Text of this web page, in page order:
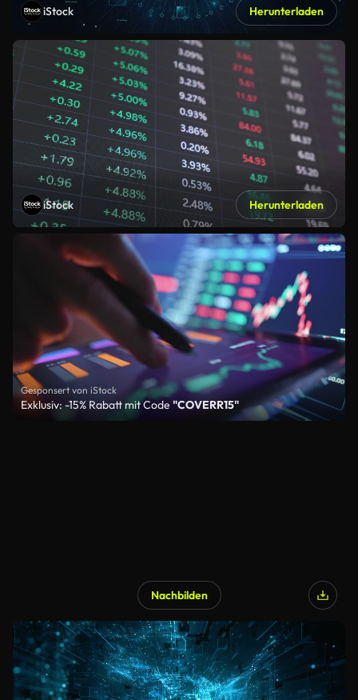
iStock Herunterladen
iStock Herunterladen
Gesponsert von iStock
Exklusiv: -15% Rabatt mit Code "COVERR15"
Nachbilden